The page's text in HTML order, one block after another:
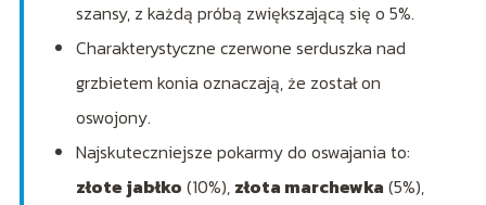
szansy, z każdą próbą zwiększającą się o 5%.
Charakterystyczne czerwone serduszka nad
grzbietem konia oznaczają, że został on
oswojony.
Najskuteczniejsze pokarmy do oswajania to:
złote jabłko (10%), złota marchewka (5%),